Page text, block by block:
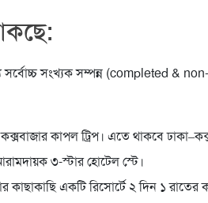
সর্বোচ্চ সংখ্যক সম্পন্ন (completed &
কাপল ট্রিপ। এতে থাকবে
৩-স্টার হোটেল স্টে।
কাছাকাছি একটি রিসোর্টে ২ দিন ১ রাতের